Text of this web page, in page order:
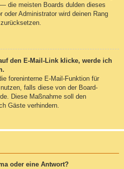
die meisten Boards dulden dieses
oder Administrator wird deinen Rang
den E-Mail-Link klicke, werde ich
foreninterne E-Mail-Funktion für
falls diese von der Board-
Diese Maßnahme soll den
Gäste verhindern.
oder eine Antwort?